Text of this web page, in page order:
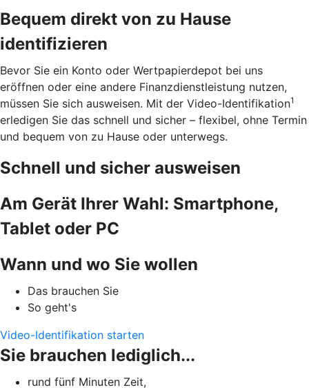
Bequem direkt von zu Hause
identifizieren
Bevor Sie ein Konto oder Wertpapierdepot bei uns
eröffnen oder eine andere Finanzdienstleistung nutzen,
müssen Sie sich ausweisen. Mit der Video-Identifikation1
erledigen Sie das schnell und sicher – flexibel, ohne Termin
und bequem von zu Hause oder unterwegs.
Schnell und sicher ausweisen
Am Gerät Ihrer Wahl: Smartphone,
Tablet oder PC
Wann und wo Sie wollen
Das brauchen Sie
So geht's
Video-Identifikation starten
Sie brauchen lediglich...
rund fünf Minuten Zeit,